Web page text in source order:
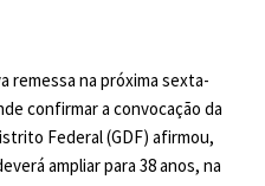
remessa na próxima sexta-
confirmar a convocação da
Federal (GDF) afirmou,
ampliar para 38 anos, na